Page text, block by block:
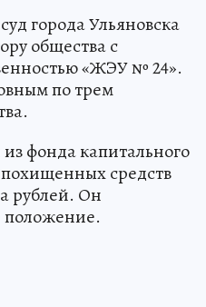
города Ульяновска
общества с
«ЖЭУ № 24».
по трем
фонда капитального
средств
рублей. Он
положение.